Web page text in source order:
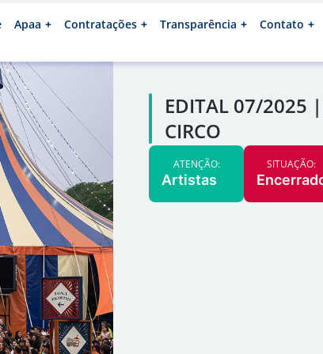
Apaa Contratações Transparência Contato
EDITAL 07/2025
CIRCO
ATENÇÃO:
Artistas
SITUAÇÃO: